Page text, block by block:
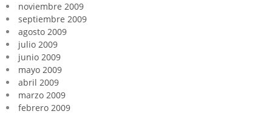
noviembre 2009
septiembre 2009
agosto 2009
julio 2009
junio 2009
mayo 2009
abril 2009
marzo 2009
febrero 2009